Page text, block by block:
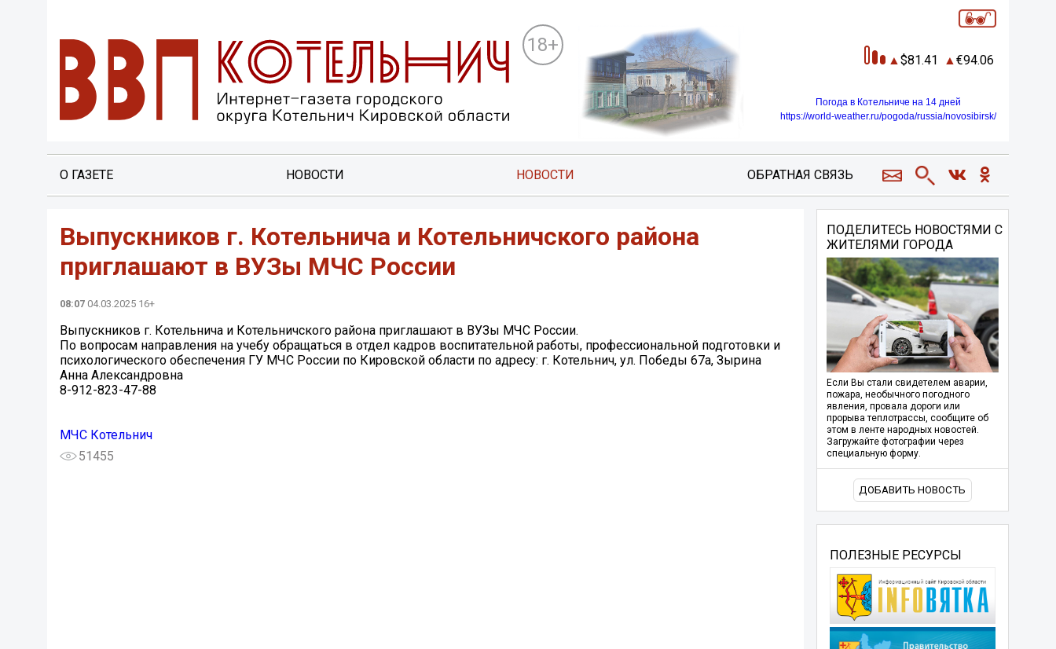
18+
81.41 94.06
Погода в Котельниче на 14 дней
https://world-weather.ru/pogoda/russia/novosibirsk/
О ГАЗЕТЕ НОВОСТИ НОВОСТИ ОБРАТНАЯ СВЯЗЬ
Выпускников г. Котельнича и Котельничского района
приглашают в ВУЗы МЧC России
08:07 04.03.2025 16+
Выпускников г. Котельнича и Котельничского района приглашают в ВУЗы МЧC России.
По вопросам направления на учебу обращаться в отдел кадров воспитательной работы, профессиональной подготовки и
психологического обеспечения ГУ МЧС России по Кировской области по адресу: г. Котельнич, ул. Победы 67а, Зырина
Анна Александровна
8-912-823-47-88
МЧС Котельнич
51455
ПОДЕЛИТЕСЬ НОВОСТЯМИ С
ЖИТЕЛЯМИ ГОРОДА
Если Вы стали свидетелем аварии,
пожара, необычного погодного
явления, провала дороги или
прорыва теплотрассы, сообщите об
этом в ленте народных новостей.
Загружайте фотографии через
специальную форму.
ДОБАВИТЬ НОВОСТЬ
ПОЛЕЗНЫЕ РЕСУРСЫ